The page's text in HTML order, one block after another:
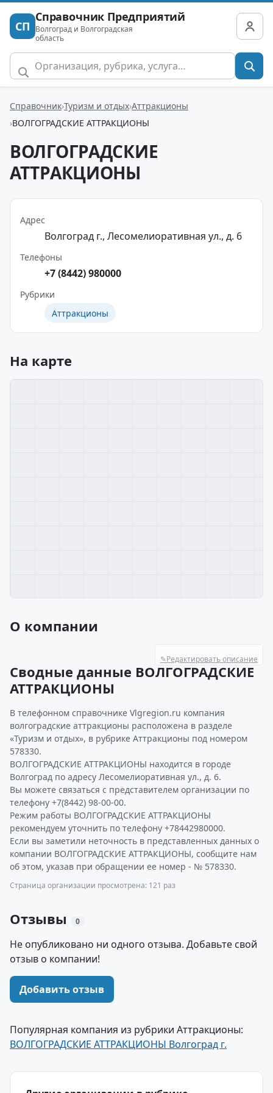
СП
Справочник Предприятий
Волгоград и Волгоградская
область
Справочник Туризм и отдых Аттракционы
ВОЛГОГРАДСКИЕ АТТРАКЦИОНЫ
ВОЛГОГРАДСКИЕ
АТТРАКЦИОНЫ
Адрес
Волгоград г., Лесомелиоративная ул., д. 6
Телефоны
+7 (8442) 980000
Рубрики
Аттракционы
На карте
О компании
✎Редактировать описание
Сводные данные ВОЛГОГРАДСКИЕ
АТТРАКЦИОНЫ
В телефонном справочнике Vlgregion.ru компания
волгоградские аттракционы расположена в разделе
«Туризм и отдых», в рубрике Аттракционы под номером
578330.
ВОЛГОГРАДСКИЕ АТТРАКЦИОНЫ находится в городе
Волгоград по адресу Лесомелиоративная ул., д. 6.
Вы можете связаться с представителем организации по
телефону +7(8442) 98-00-00.
Режим работы ВОЛГОГРАДСКИЕ АТТРАКЦИОНЫ
рекомендуем уточнить по телефону +78442980000.
Если вы заметили неточность в представленных данных о
компании ВОЛГОГРАДСКИЕ АТТРАКЦИОНЫ, сообщите нам
об этом, указав при обращении ее номер - № 578330.
Страница организации просмотрена: 121 раз
Отзывы 0
Не опубликовано ни одного отзыва. Добавьте свой
отзыв о компании!
Добавить отзыв
Популярная компания из рубрики Аттракционы:
ВОЛГОГРАДСКИЕ АТТРАКЦИОНЫ Волгоград г.